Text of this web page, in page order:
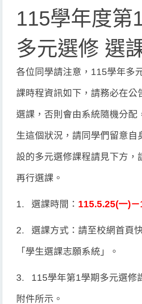
115學年度第
多元選修 選
各位同學請注意， 115學年多
課時程資訊如下，請務必在公
選課，否則會由系統隨機分配
生這個狀況，請同學們留意自
設的多元選修課程請見下方，
再行選課。
1. 選課時間： 115.5.25(一)－
2. 選課方式：請至校網首頁
「學生選課志願系統」。
3. 115學年第1學期多元選修
附件所示。